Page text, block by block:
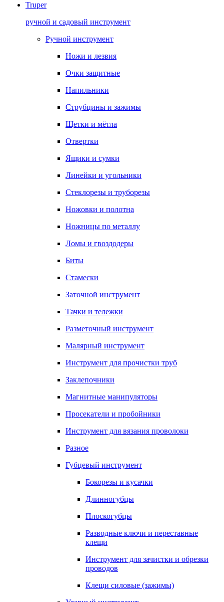
Truper
ручной и садовый инструмент
Ручной инструмент
Ножи и лезвия
Очки защитные
Напильники
Струбцины и зажимы
Щетки и мётла
Отвертки
Ящики и сумки
Линейки и угольники
Стеклорезы и труборезы
Ножовки и полотна
Ножницы по металлу
Ломы и гвоздодеры
Биты
Стамески
Заточной инструмент
Тачки и тележки
Разметочный инструмент
Малярный инструмент
Инструмент для прочистки труб
Заклепочники
Магнитные манипуляторы
Просекатели и пробойники
Инструмент для вязания проволоки
Разное
Губцевый инструмент
Бокорезы и кусачки
Длинногубцы
Плоскогубцы
Разводные ключи и переставные
клещи
Инструмент для зачистки и обрезки
проводов
Клещи силовые (зажимы)